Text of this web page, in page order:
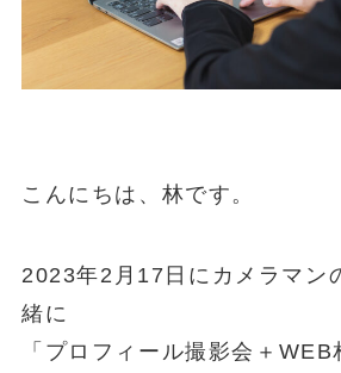
こんにちは、林です。
2023年2月17日にカメラマン
緒に
「プロフィール撮影会＋